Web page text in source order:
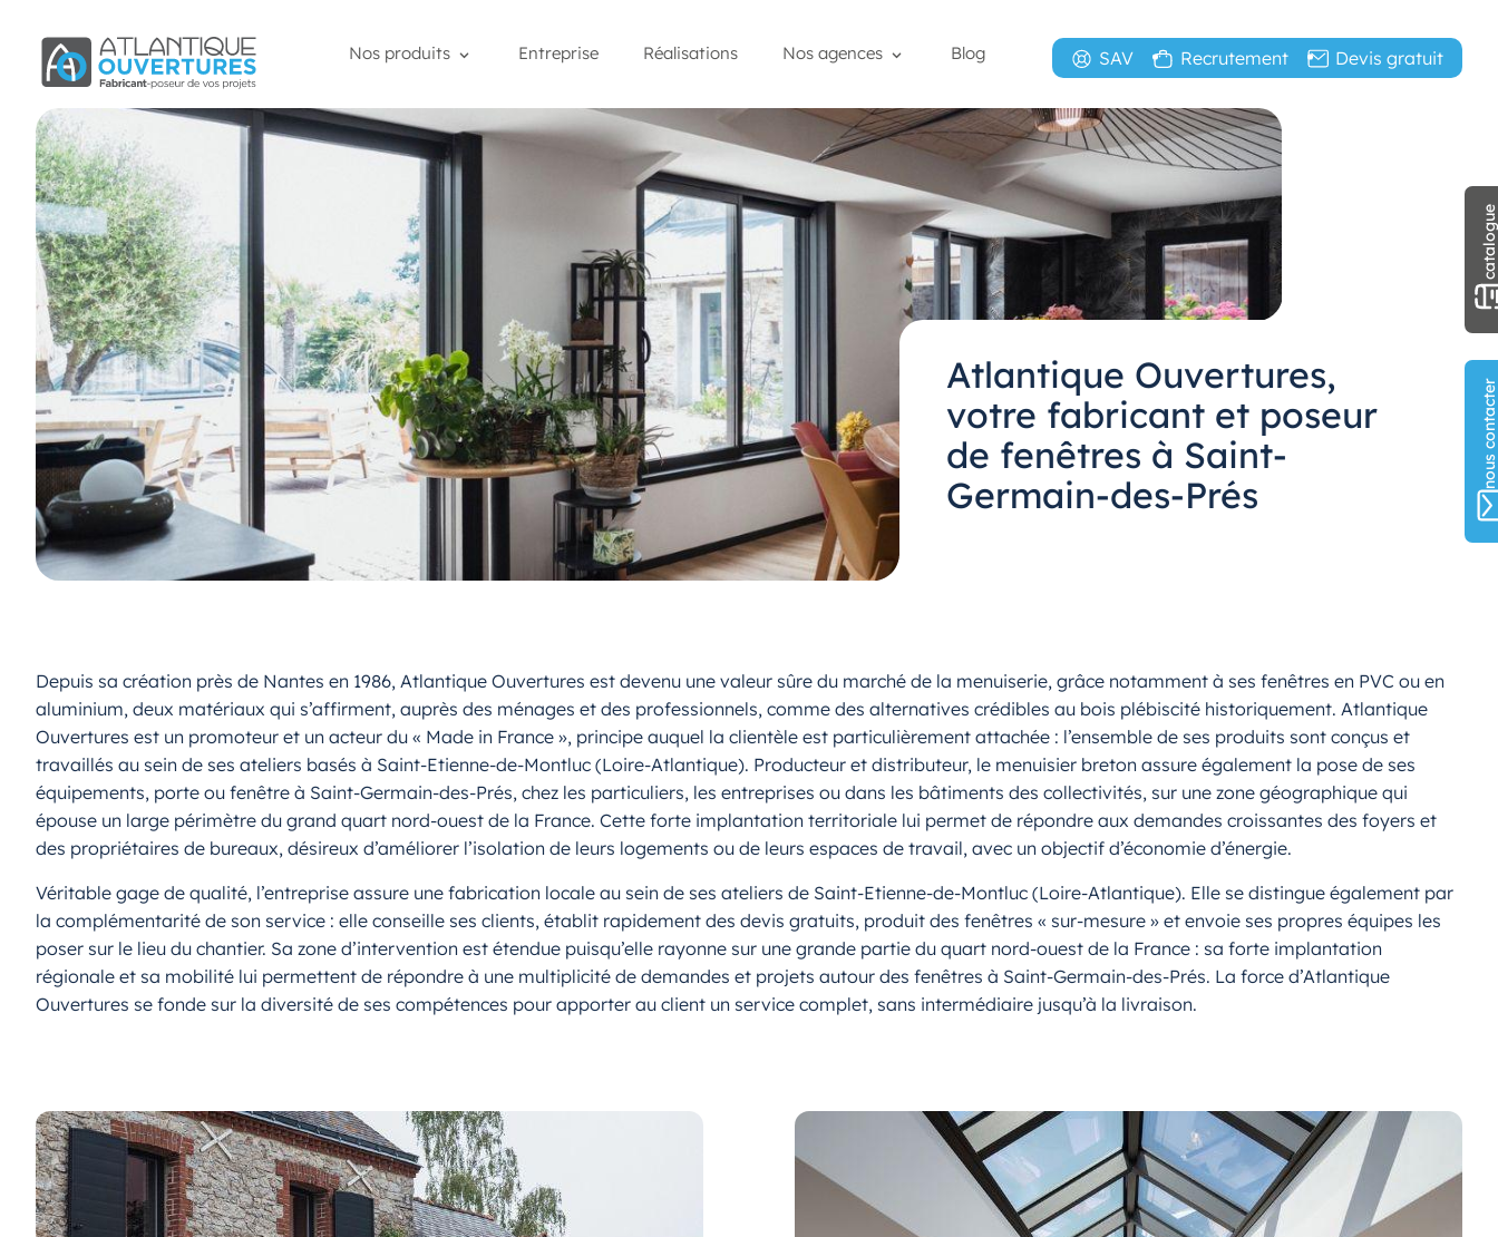
Nos produits Entreprise Réalisations Nos agences Blog SAV Recrutement Devis gratuit
Atlantique Ouvertures,
votre fabricant et poseur
de fenêtres à Saint-
Germain-des-Prés
Depuis sa création près de Nantes en 1986, Atlantique Ouvertures est devenu une valeur sûre du marché de la menuiserie, grâce notamment à ses fenêtres en PVC ou en
aluminium, deux matériaux qui s’affirment, auprès des ménages et des professionnels, comme des alternatives crédibles au bois plébiscité historiquement. Atlantique
Ouvertures est un promoteur et un acteur du « Made in France », principe auquel la clientèle est particulièrement attachée : l’ensemble de ses produits sont conçus et
travaillés au sein de ses ateliers basés à Saint-Etienne-de-Montluc (Loire-Atlantique). Producteur et distributeur, le menuisier breton assure également la pose de ses
équipements, porte ou fenêtre à Saint-Germain-des-Prés, chez les particuliers, les entreprises ou dans les bâtiments des collectivités, sur une zone géographique qui
épouse un large périmètre du grand quart nord-ouest de la France. Cette forte implantation territoriale lui permet de répondre aux demandes croissantes des foyers et
des propriétaires de bureaux, désireux d’améliorer l’isolation de leurs logements ou de leurs espaces de travail, avec un objectif d’économie d’énergie.
Véritable gage de qualité, l’entreprise assure une fabrication locale au sein de ses ateliers de Saint-Etienne-de-Montluc (Loire-Atlantique). Elle se distingue également par
la complémentarité de son service : elle conseille ses clients, établit rapidement des devis gratuits, produit des fenêtres « sur-mesure » et envoie ses propres équipes les
poser sur le lieu du chantier. Sa zone d’intervention est étendue puisqu’elle rayonne sur une grande partie du quart nord-ouest de la France : sa forte implantation
régionale et sa mobilité lui permettent de répondre à une multiplicité de demandes et projets autour des fenêtres à Saint-Germain-des-Prés. La force d’Atlantique
Ouvertures se fonde sur la diversité de ses compétences pour apporter au client un service complet, sans intermédiaire jusqu’à la livraison.
nous